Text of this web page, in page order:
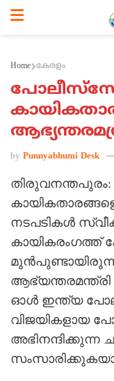
Home കേരളം
by Punnyabhumi Desk
നടപടികള്‍
കായികരംഗത്ത്
ഓള്‍ ഇന്ത്യ
വിജയികളായ
അഭിനന്ദിക്കുന്ന